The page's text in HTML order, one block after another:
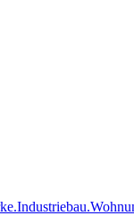
Industriebau.